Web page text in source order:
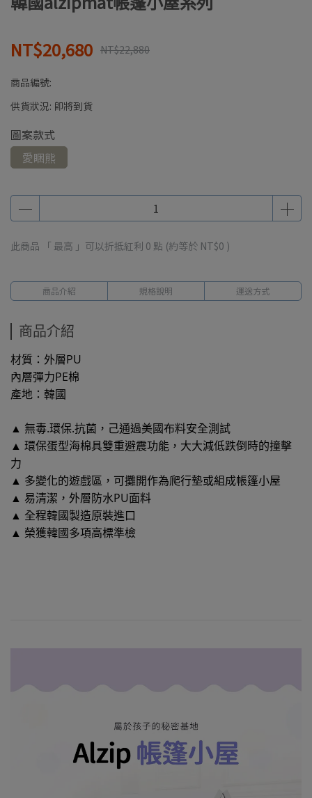
NT$20,680 NT$22,880
商品編號:
供貨狀況: 即將到貨
圖案款式
愛睏熊
此商品 「 最高 」可以折抵紅利 0 點 (約等於 NT$0 )
商品介紹 規格說明 運送方式
商品介紹
材質：外層PU
內層彈力PE棉
產地：韓國
▲ 無毒.環保.抗菌，己通過美國布料安全測試
▲ 環保蛋型海棉具雙重避震功能，大大減低跌倒時的撞擊
力
▲ 多變化的遊戲區，可攤開作為爬行墊或組成帳篷小屋
▲ 易清潔，外層防水PU面料
▲ 全程韓國製造原裝進口
▲ 榮獲韓國多項高標準檢